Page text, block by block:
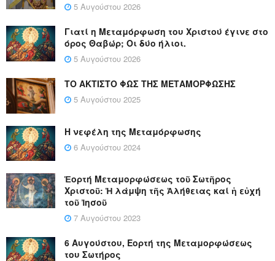
5 Αυγούστου 2026
Γιατί η Μεταμόρφωση του Χριστού έγινε στο
όρος Θαβώρ; Οι δύο ήλιοι.
5 Αυγούστου 2026
ΤΟ ΑΚΤΙΣΤΟ ΦΩΣ ΤΗΣ ΜΕΤΑΜΟΡΦΩΣΗΣ
5 Αυγούστου 2025
Η νεφέλη της Μεταμόρφωσης
6 Αυγούστου 2024
Ἑορτή Μεταμορφώσεως τοῦ Σωτῆρος
Χριστοῦ: Ἡ λάμψη τῆς Ἀλήθειας καί ἡ εὐχή
τοῦ Ἰησοῦ
7 Αυγούστου 2023
6 Αυγούστου, Εορτή της Μεταμορφώσεως
του Σωτήρος